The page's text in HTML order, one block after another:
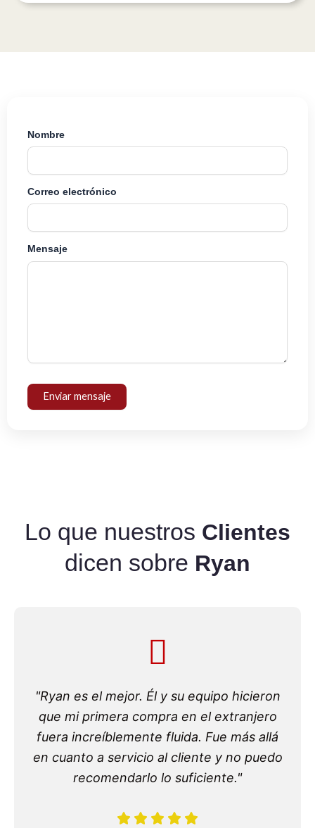
Nombre
Correo electrónico
Mensaje
Enviar mensaje
Lo que nuestros Clientes
dicen sobre Ryan
"Ryan es el mejor. Él y su equipo hicieron
que mi primera compra en el extranjero
fuera increíblemente fluida. Fue más allá
en cuanto a servicio al cliente y no puedo
recomendarlo lo suficiente."